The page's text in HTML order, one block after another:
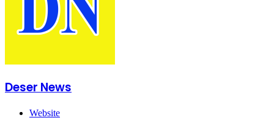
Deser News
Website